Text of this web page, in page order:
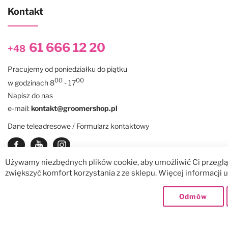
Kontakt
+48 61 666 12 20
Pracujemy od poniedziałku do piątku
w godzinach 800 - 1700
Napisz do nas
e-mail:kontakt@groomershop.pl
Dane teleadresowe / Formularz kontaktowy
Zobacz nasz Facebook
Zobacz nasz kanał Youtube
See our instagram
Używamy niezbędnych plików cookie, aby umożliwić Ci
zwiększyć komfort korzystania z ze sklepu. Więcej informacji
Odmów